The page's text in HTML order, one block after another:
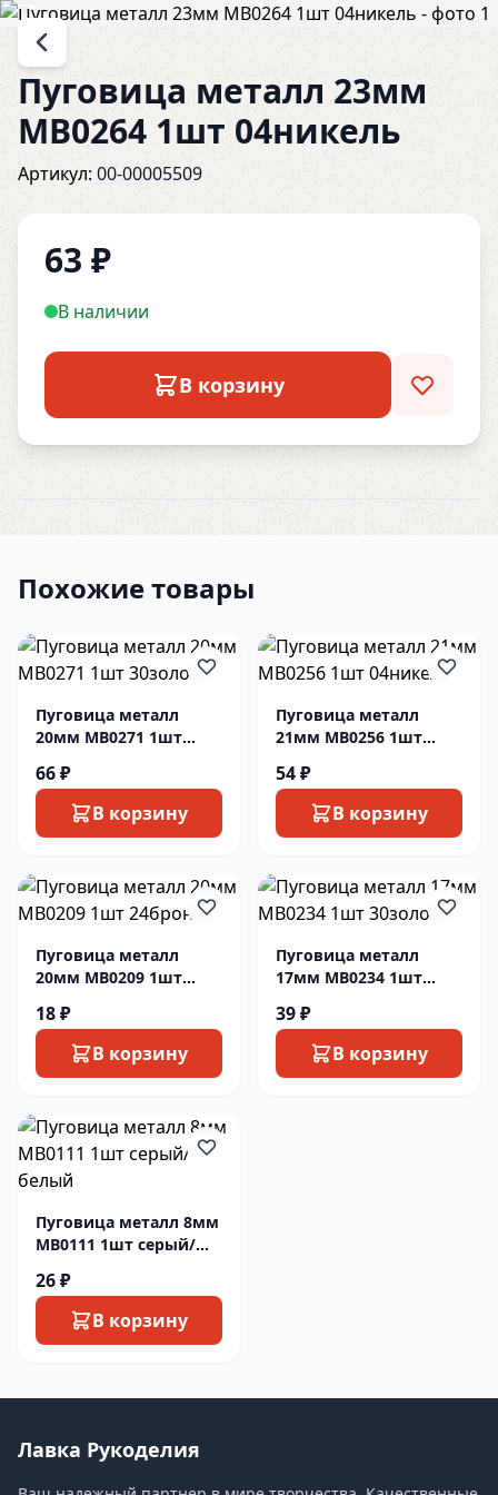
Пуговица металл 23мм
MB0264 1шт 04никель
Артикул: 00-00005509
63 ₽
В наличии
В корзину
Похожие товары
Пуговица металл
20мм MB0271 1шт
66 ₽
В корзину
Пуговица металл
21мм MB0256 1шт
54 ₽
В корзину
Пуговица металл
20мм MB0209 1шт
18 ₽
В корзину
Пуговица металл
17мм MB0234 1шт
39 ₽
В корзину
Пуговица металл 8мм
MB0111 1шт серый/
26 ₽
В корзину
Лавка Рукоделия